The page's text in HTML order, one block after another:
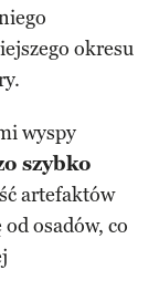
okresu
wyspy
szybko
artefaktów
osadów, co